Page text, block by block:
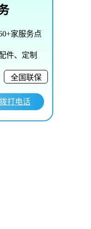
家服务点
件、定制
全国联保
拨打电话